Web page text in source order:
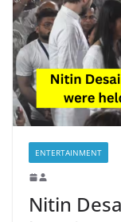
ENTERTAINMENT
Nitin